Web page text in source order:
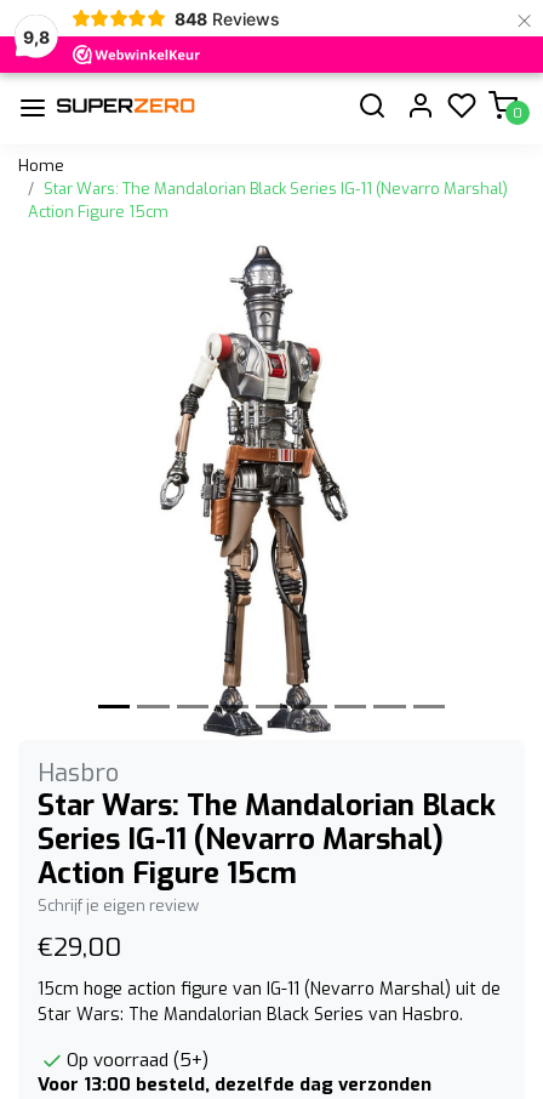
9,8
848 Reviews ×
0
Home
Star Wars: The Mandalorian Black Series IG-11 (Nevarro Marshal)
Action Figure 15cm
Hasbro
Star Wars: The Mandalorian Black
Series IG-11 (Nevarro Marshal)
Action Figure 15cm
Schrijf je eigen review
€29,00
15cm hoge action figure van IG-11 (Nevarro Marshal) uit de
Star Wars: The Mandalorian Black Series van Hasbro.
Op voorraad (5+)
Voor 13:00 besteld, dezelfde dag verzonden